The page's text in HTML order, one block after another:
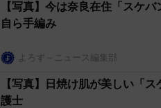
【写真】今は奈良在住「スケ
自ら手編み
よろず～ニュース編集部
【写真】日焼け肌が美しい「
護士